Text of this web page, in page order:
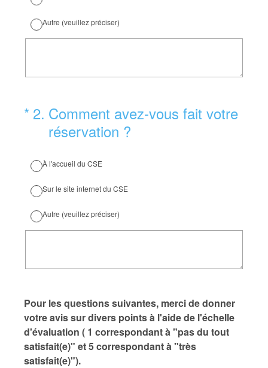
Autre (veuillez préciser)
* 2. Comment avez-vous fait votre
réservation ?
(Obligatoire)
À l'accueil du CSE
Sur le site internet du CSE
Autre (veuillez préciser)
Pour les questions suivantes, merci de donner
votre avis sur divers points à l'aide de l'échelle
d'évaluation ( 1 correspondant à "pas du tout
satisfait(e)" et 5 correspondant à "très
satisfait(e)").